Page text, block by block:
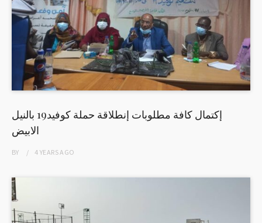
إكتمال كافة مطلوبات إنطلاقة حملة كوفيد19 بالنيل
الابيض
BY 4 YEARSAGO